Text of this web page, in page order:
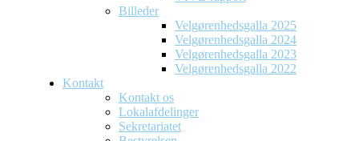
Billeder
Velgørenhedsgalla 2025
Velgørenhedsgalla 2024
Velgørenhedsgalla 2023
Velgørenhedsgalla 2022
Kontakt
Kontakt os
Lokalafdelinger
Sekretariatet